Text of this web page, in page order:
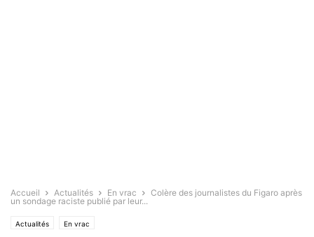
Accueil Actualités En vrac
Colère des journalistes du Figaro après
un sondage raciste publié par leur...
Actualités En vrac